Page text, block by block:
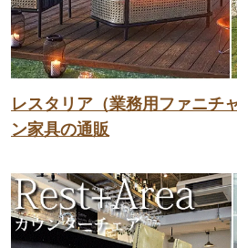
レスタリア（業務用ファニチ
ン家具の通販